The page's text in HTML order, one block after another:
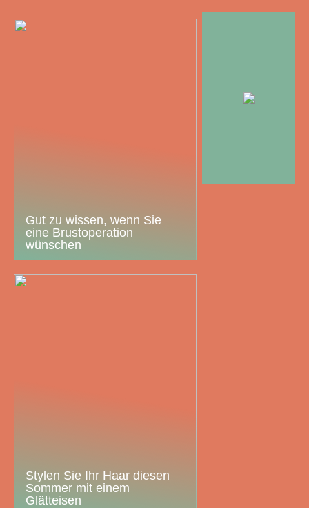
Gut zu wissen, wenn Sie
eine Brustoperation
wünschen
Stylen Sie Ihr Haar diesen
Sommer mit einem
Glätteisen